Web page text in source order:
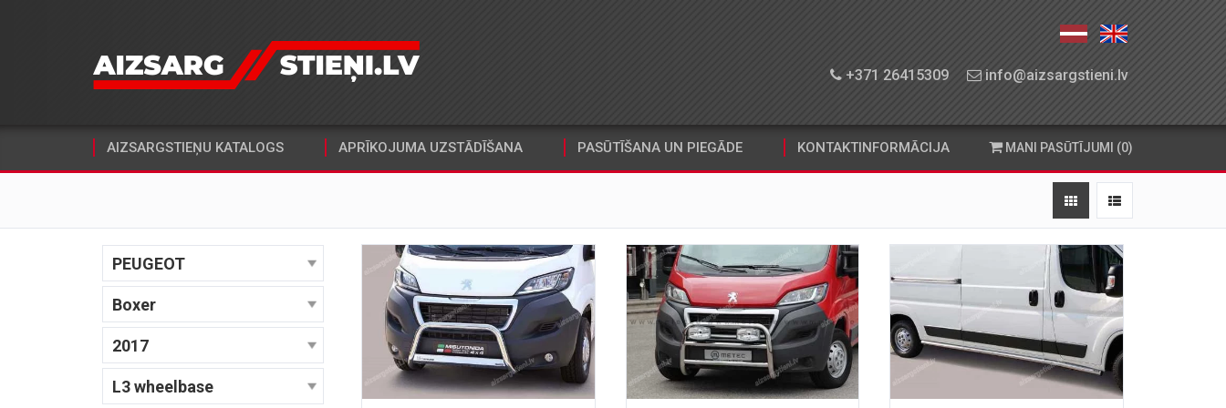
+371 26415309 info@aizsargstieni.lv
AIZSARGSTIEŅU KATALOGS APRĪKOJUMA UZSTĀDĪŠANA PASŪTĪŠANA UN PIEGĀDE KONTAKTINFORMĀCIJA MANI PASŪTĪJUMI (0)